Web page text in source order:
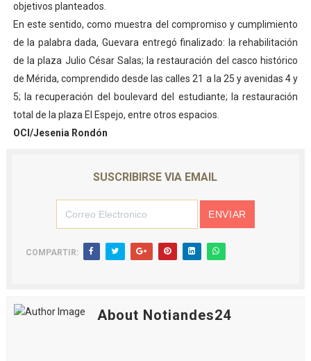
objetivos planteados.
En este sentido, como muestra del compromiso y cumplimiento
de la palabra dada, Guevara entregó finalizado: la rehabilitación
de la plaza Julio César Salas; la restauración del casco histórico
de Mérida, comprendido desde las calles 21 a la 25 y avenidas 4 y
5; la recuperación del boulevard del estudiante; la restauración
total de la plaza El Espejo, entre otros espacios.
OCI/Jesenia Rondón
SUSCRIBIRSE VIA EMAIL
COMPARTIR:
About Notiandes24